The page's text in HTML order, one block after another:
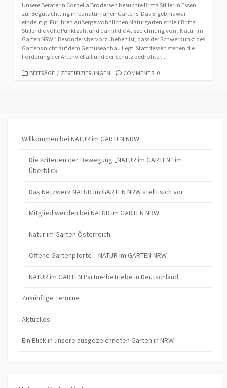
Unsere Beraterin Cornelia Brodersen besuchte Britta Stiller in Essen
zur Begutachtung ihres naturnahen Gartens. Das Ergebnis war
eindeutig: Für ihren außergewöhnlichen Naturgarten erhielt Britta
Stiller die volle Punktzahl und damit die Auszeichnung von „Natur im
Garten NRW“. Besonders hervorzuheben ist, dass der Schwerpunkt des
Gartens nicht auf dem Gemüseanbau liegt. Stattdessen stehen die
Förderung der Artenvielfalt und der Schutz bedrohter...
CATEGORIES
BEITRÄGE / ZERTIFIZIERUNGEN COMMENTS: 0
Willkommen bei NATUR im GARTEN NRW
Die Kriterien der Bewegung „NATUR im GARTEN“ im
Überblick
Das Netzwerk NATUR im GARTEN NRW stellt sich vor
Mitglied werden bei NATUR im GARTEN NRW
Natur im Garten Österreich
Offene Gartenpforte – NATUR im GARTEN NRW
NATUR im GARTEN Partnerbetriebe in Deutschland
Zukünftige Termine
Aktuelles
Ein Blick in unsere ausgezeichneten Gärten in NRW